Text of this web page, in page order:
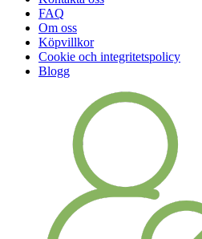
FAQ
Om oss
Köpvillkor
Cookie och integritetspolicy
Blogg